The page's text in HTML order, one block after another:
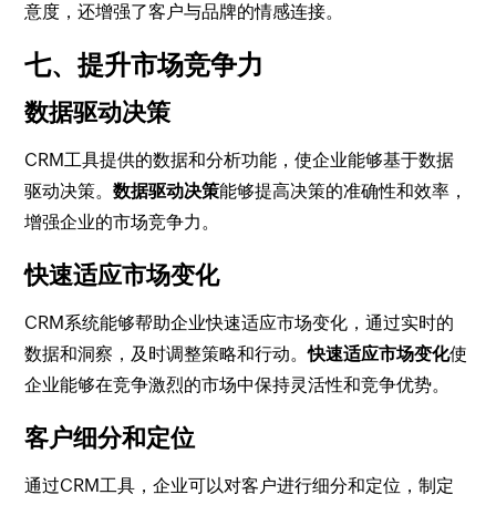
意度，还增强了客户与品牌的情感连接。
七、提升市场竞争力
数据驱动决策
CRM工具提供的数据和分析功能，使企业能够基于数据
驱动决策。数据驱动决策能够提高决策的准确性和效率，
增强企业的市场竞争力。
快速适应市场变化
CRM系统能够帮助企业快速适应市场变化，通过实时的
数据和洞察，及时调整策略和行动。快速适应市场变化使
企业能够在竞争激烈的市场中保持灵活性和竞争优势。
客户细分和定位
通过CRM工具，企业可以对客户进行细分和定位，制定